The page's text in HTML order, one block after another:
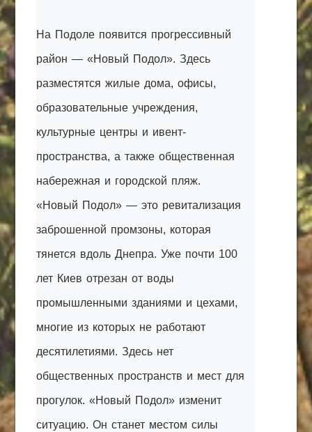
На Подоле появится прогрессивный
район — «Новый Подол». Здесь
разместятся жилые дома, офисы,
образовательные учреждения,
культурные центры и ивент-
пространства, а также общественная
набережная и городской пляж.
«Новый Подол» — это ревитализация
заброшенной промзоны, которая
тянется вдоль Днепра. Уже почти 100
лет Киев отрезан от воды
промышленными зданиями и цехами,
многие из которых не работают
десятилетиями. Здесь нет
общественных пространств и мест для
прогулок. «Новый Подол» изменит
ситуацию. Он станет местом силы